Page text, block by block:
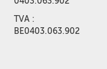
TVA :
BE0403.063.902